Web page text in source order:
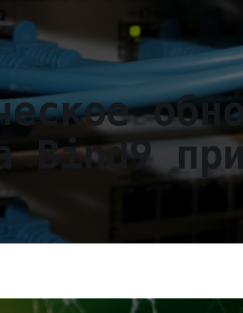
Bind9